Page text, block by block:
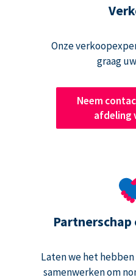
Onze
graag
Neem
afdeling
Laten we het
samenwerken om